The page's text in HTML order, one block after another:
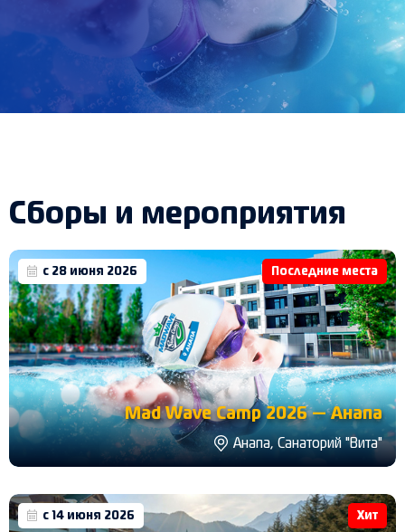
Сборы и мероприятия
с 28 июня 2026 Последние места
Mad Wave Camp 2026 — Анапа
Анапа, Санаторий "Вита"
с 14 июня 2026 Хит